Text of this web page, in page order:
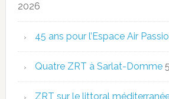
2026
45 ans pour l’Espace Air
Quatre ZRT à Sarlat-Domme
ZRT sur le littoral